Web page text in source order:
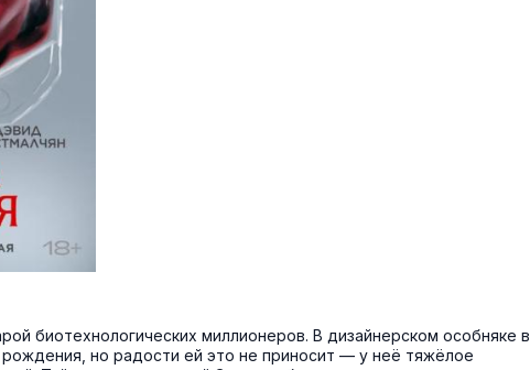
биотехнологических миллионеров. В дизайнерском особняке в
но радости ей это не приносит — у неё тяжёлое